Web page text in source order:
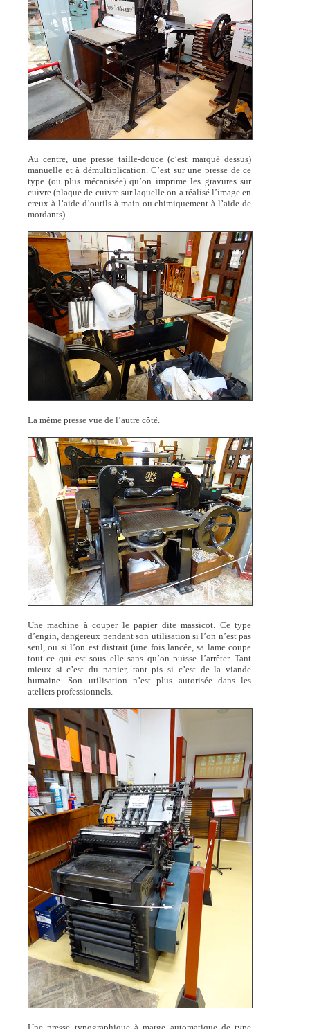
Au centre, une presse taille-douce (c’est marqué dessus)
manuelle et à démultiplication. C’est sur une presse de ce
type (ou plus mécanisée) qu’on imprime les gravures sur
cuivre (plaque de cuivre sur laquelle on a réalisé l’image en
creux à l’aide d’outils à main ou chimiquement à l’aide de
mordants).
La même presse vue de l’autre côté.
Une machine à couper le papier dite massicot. Ce type
d’engin, dangereux pendant son utilisation si l’on n’est pas
seul, ou si l’on est distrait (une fois lancée, sa lame coupe
tout ce qui est sous elle sans qu’on puisse l’arrêter. Tant
mieux si c’est du papier, tant pis si c’est de la viande
humaine. Son utilisation n’est plus autorisée dans les
ateliers professionnels.